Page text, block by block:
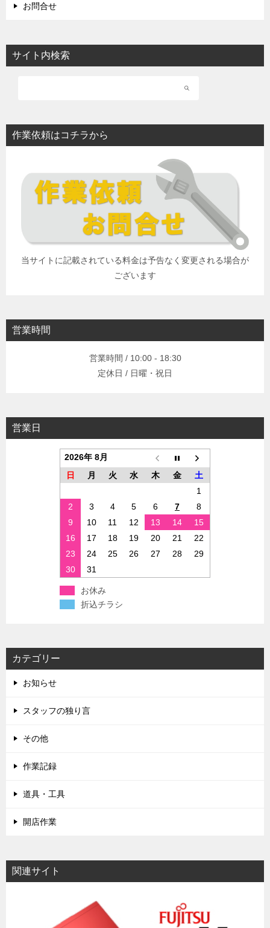
お問合せ
サイト内検索
作業依頼はコチラから
当サイトに記載されている料金は予告なく変更される場合が
ございます
営業時間
営業時間 / 10:00 - 18:30
定休日 / 日曜・祝日
営業日
2026年 8月
日
月 火 水 木 金
土
1
2
3 4 5 6 7
8
9
10 11 12 13 14
15
16
17 18 19 20 21
22
23
24 25 26 27 28
29
30
31
お休み
折込チラシ
カテゴリー
お知らせ
スタッフの独り言
その他
作業記録
道具・工具
開店作業
関連サイト